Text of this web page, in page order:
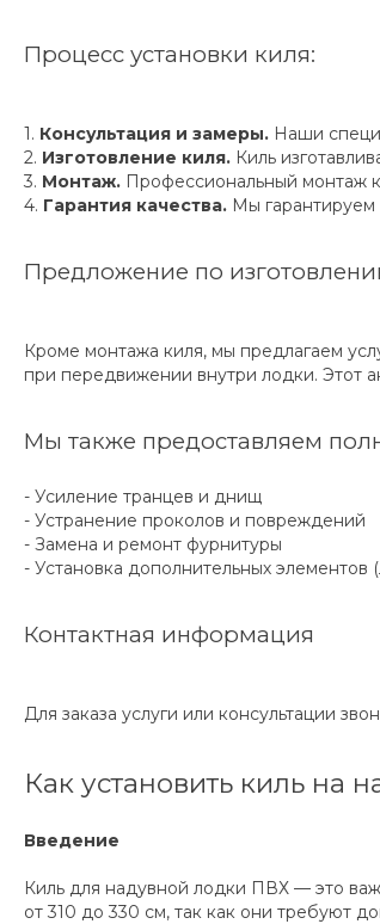
Процесс установки киля:
1. Консультация и замеры. Наши
2. Изготовление киля. Киль
3. Монтаж. Профессиональный монтаж
4. Гарантия качества. Мы гарантируем
Предложение по
Кроме монтажа киля, мы предлагаем
при передвижении внутри лодки. Этот
Мы также предоставляем
- Усиление транцев и днищ
- Устранение проколов и повреждений
- Замена и ремонт фурнитуры
- Установка дополнительных элементов
Контактная информация
Для заказа услуги или консультации
Как установить киль на
Введение
Киль для надувной лодки ПВХ — это
от 310 до 330 см, так как они требуют